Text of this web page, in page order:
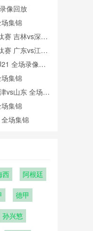
像回放
集锦
赛 吉林vs深圳
赛 广东vs江苏
全场录像回
集锦
vs山东 全场录
集锦
场集锦
西 阿根廷
德甲
孙兴慜